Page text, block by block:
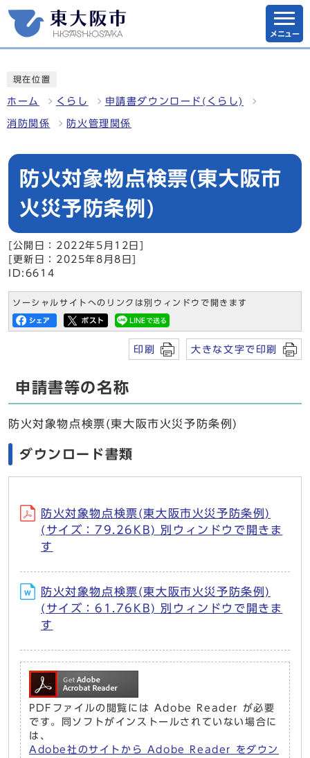
メニュー
現在位置
ホーム くらし 申請書ダウンロード(くらし)
消防関係 防火管理関係
防火対象物点検票(東大阪市
火災予防条例)
[公開日：2022年5月12日]
[更新日：2025年8月8日]
ID:6614
ソーシャルサイトへのリンクは別ウィンドウで開きます
印刷 大きな文字で印刷
申請書等の名称
防火対象物点検票(東大阪市火災予防条例)
ダウンロード書類
防火対象物点検票(東大阪市火災予防条例)
(サイズ：79.26KB) 別ウィンドウで開きま
す
防火対象物点検票(東大阪市火災予防条例)
(サイズ：61.76KB) 別ウィンドウで開きま
す
PDFファイルの閲覧には Adobe Reader が必要
です。同ソフトがインストールされていない場合に
は、
Adobe社のサイトから Adobe Reader をダウン